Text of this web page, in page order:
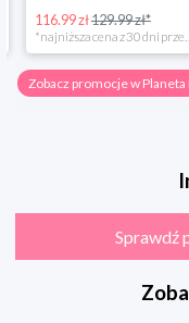
116.99 zł129.99 zł*
*najniższa cena z 30 dni przed obniżką
Zobacz promocje w
Sprawdź